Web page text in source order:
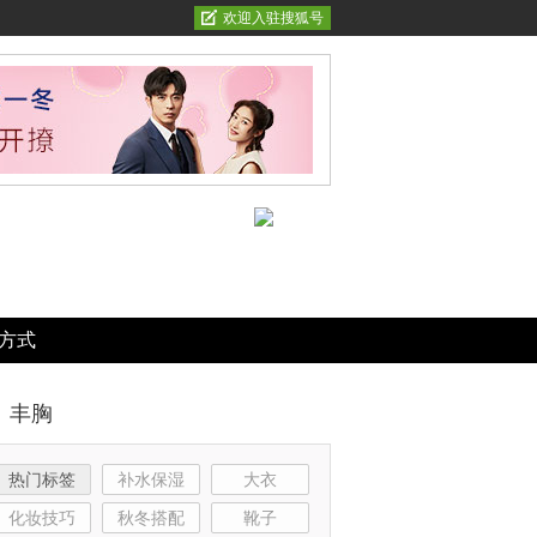
欢迎入驻搜狐号
式
丰胸
热门标签 补水保湿
大衣
化妆技巧
秋冬搭配 靴子